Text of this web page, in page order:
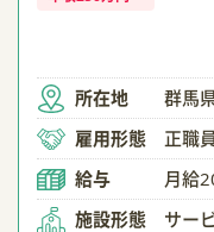
所在地
群馬
雇用形態
正職員
給与
月給
施設形態
サー